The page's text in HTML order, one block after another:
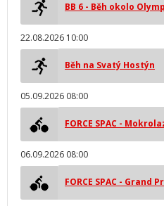
BB 6 - Běh okolo
22.08.2026 10:00
Běh na Svatý Hostýn
05.09.2026 08:00
FORCE SPAC -
06.09.2026 08:00
FORCE SPAC - Grand